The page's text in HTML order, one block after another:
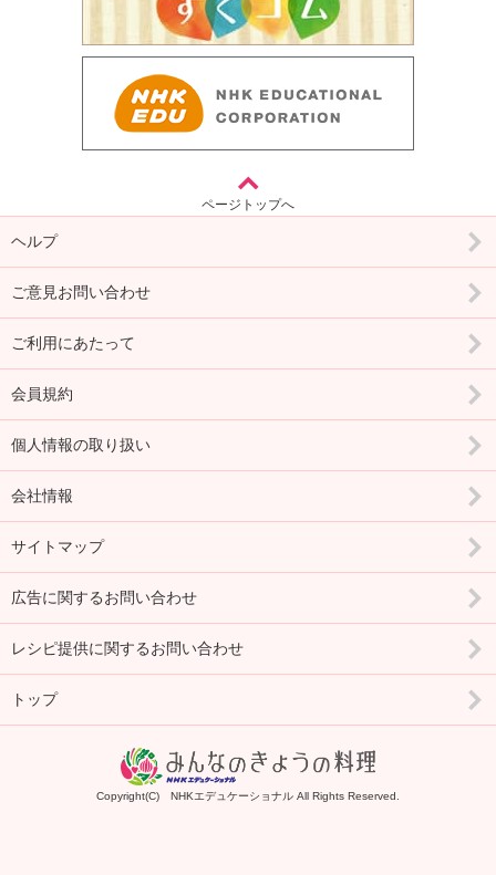
ページトップへ
ヘルプ
ご意見お問い合わせ
ご利用にあたって
会員規約
個人情報の取り扱い
会社情報
サイトマップ
広告に関するお問い合わせ
レシピ提供に関するお問い合わせ
トップ
Copyright(C) NHKエデュケーショナル All Rights Reserved.